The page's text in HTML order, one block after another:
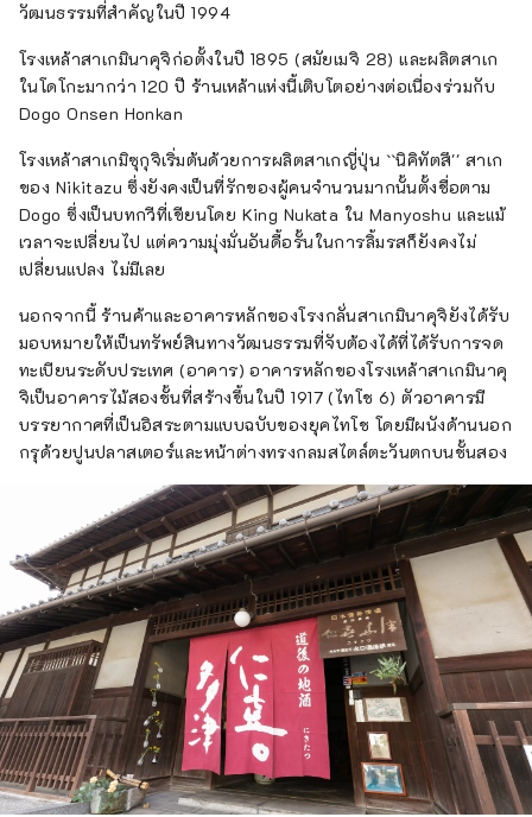
วัฒนธรรมที่สำคัญในปี 1994
โรงเหล้าสาเกมินาคุจิก่อตั้งในปี 1895 (สมัยเมจิ 28) และผลิตสาเก
ในโดโกะมากว่า 120 ปี ร้านเหล้าแห่งนี้เติบโตอย่างต่อเนื่องร่วมกับ
Dogo Onsen Honkan
โรงเหล้าสาเกมิซุกุจิเริ่มต้นด้วยการผลิตสาเกญี่ปุ่น ``นิคิทัตสึ'' สาเก
ของ Nikitazu ซึ่งยังคงเป็นที่รักของผู้คนจำนวนมากนั้นตั้งชื่อตาม
Dogo ซึ่งเป็นบทกวีที่เขียนโดย King Nukata ใน Manyoshu และแม้
เวลาจะเปลี่ยนไป แต่ความมุ่งมั่นอันดื้อรั้นในการลิ้มรสก็ยังคงไม่
เปลี่ยนแปลง ไม่มีเลย
นอกจากนี้ ร้านค้าและอาคารหลักของโรงกลั่นสาเกมินาคุจิยังได้รับ
มอบหมายให้เป็นทรัพย์สินทางวัฒนธรรมที่จับต้องได้ที่ได้รับการจด
ทะเบียนระดับประเทศ (อาคาร) อาคารหลักของโรงเหล้าสาเกมินาคุ
จิเป็นอาคารไม้สองชั้นที่สร้างขึ้นในปี 1917 (ไทโช 6) ตัวอาคารมี
บรรยากาศที่เป็นอิสระตามแบบฉบับของยุคไทโช โดยมีผนังด้านนอก
กรุด้วยปูนปลาสเตอร์และหน้าต่างทรงกลมสไตล์ตะวันตกบนชั้นสอง